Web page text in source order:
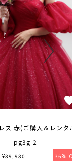
ス 赤(ご購入＆レンタ
pg3g-2
¥89,980 36%